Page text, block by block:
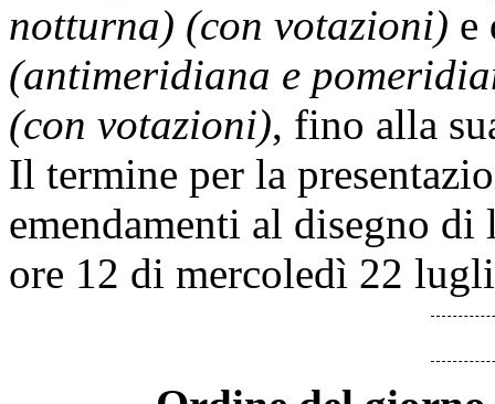
notturna) (con votazioni) e
(antimeridiana e
(con votazioni), fino alla
Il termine per la
emendamenti al disegno
ore 12 di mercoledì 22